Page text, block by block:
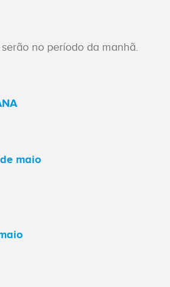
no período da manhã.
maio